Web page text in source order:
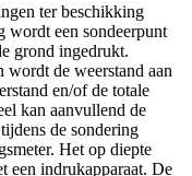
ter beschikking
wordt een sondeerpunt
grond ingedrukt.
de weerstand aan
en/of de totale
kan aanvullend de
de sondering
Het op diepte
een indrukapparaat. De